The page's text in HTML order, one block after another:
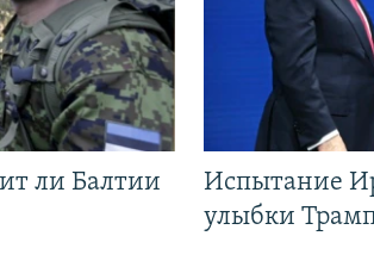
ли Балтии
Испытание
улыбки